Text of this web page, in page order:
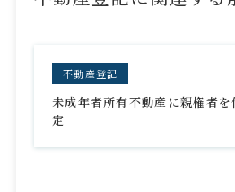
不動産登記
未成年者所有不動産に親権者
定